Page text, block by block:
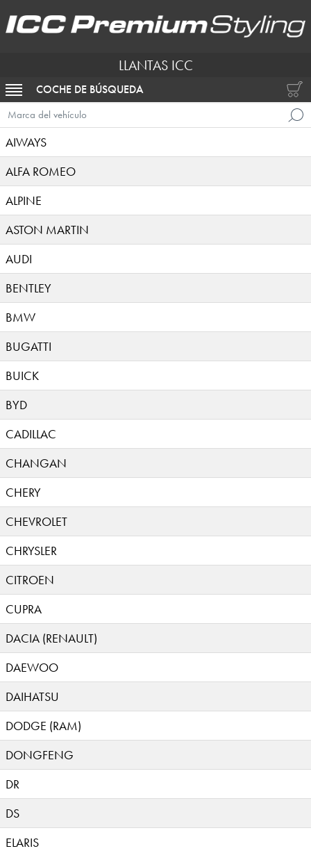
LLANTAS ICC
ACTIVAR NAVEGACIÓN
COCHE DE BÚSQUEDA
Marca del vehículo
AIWAYS
ALFA ROMEO
ALPINE
ASTON MARTIN
AUDI
BENTLEY
BMW
BUGATTI
BUICK
BYD
CADILLAC
CHANGAN
CHERY
CHEVROLET
CHRYSLER
CITROEN
CUPRA
DACIA (RENAULT)
DAEWOO
DAIHATSU
DODGE (RAM)
DONGFENG
DR
DS
ELARIS